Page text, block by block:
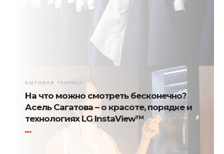
БЫТОВАЯ ТЕХНИКА
На что можно смотреть бесконечно?
Асель Сагатова – о красоте, порядке и
технологиях LG InstaView™